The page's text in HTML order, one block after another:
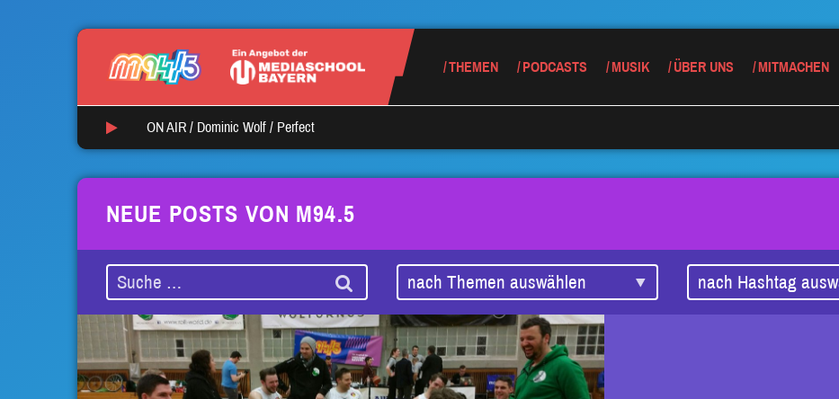
THEMEN PODCASTS MUSIK ÜBER UNS MITMACHEN
ON AIR / Dominic Wolf / Perfect
NEUE POSTS VON M94.5